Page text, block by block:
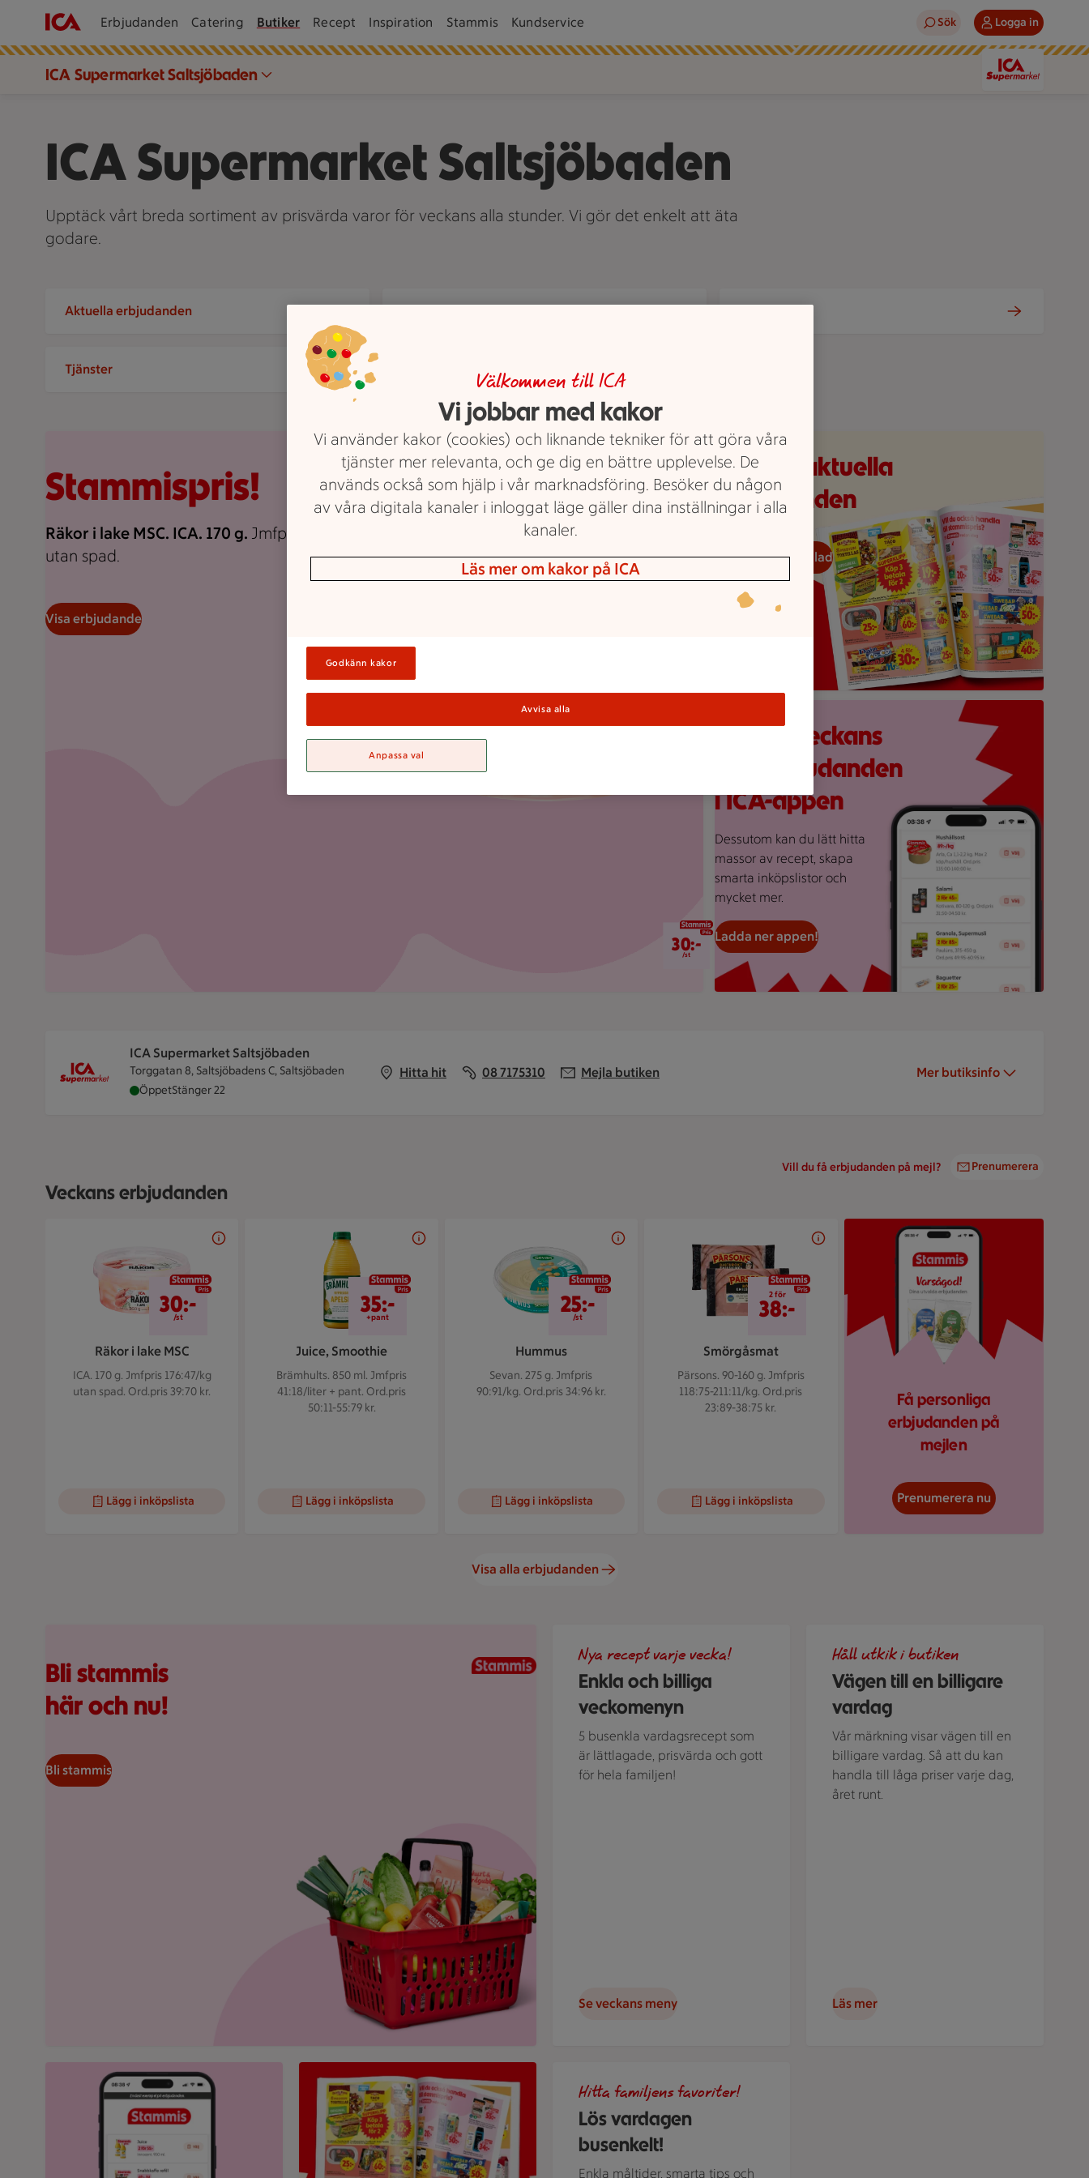
Erbjudanden Catering Butiker Recept Inspiration Stammis Kundservice Sök Logga in
ICA Supermarket Saltsjöbaden
ICA Supermarket Saltsjöbaden
Upptäck vårt breda sortiment av prisvärda varor för veckans alla stunder. Vi gör det enkelt att äta
godare.
Stammispris!
Räkor i lake MSC. ICA. 170 g. Jmfpris 176:47/kg
utan spad.
Visa erbjudande
30 kr/st
30:-
/st
Aktuella erbjudanden
Tjänster
ICA Supermarket Saltsjöbaden
Torggatan 8, Saltsjöbadens C, Saltsjöbaden
ICA Supermarket Saltsjöbaden är öppen nu, stänger klockan 22
ÖppetStänger 22
Hitta hit 08 7175310 Mejla butiken Mer butiksinfo
Veckans reklamblad
Se våra aktuella
erbjudanden
Veckans reklamblad
Röd bakgrund med stor rosa splash, en mobilskärmvy som
Scrolla veckans
alla erbjudanden
i ICA-appen
Dessutom kan du lätt hitta
massor av recept, skapa
smarta inköpslistor och
mycket mer.
Ladda ner appen!
Vill du få erbjudanden på mejl? Prenumerera
Veckans erbjudanden
Bildspel med 5 bilder.
Räkor i lake MSC
ICA. 170 g. Jmfpris 176:47/kg
utan spad. Ord.pris 39:70 kr.
30 kr/st
30:-
/st
Lägg i inköpslista
Juice, Smoothie
Brämhults. 850 ml.Jmfpris
41:18/liter + pant. Ord.pris
50:11-55:79 kr.
35 kr/+pant
35:-
+pant
Lägg i inköpslista
Hummus
Sevan. 275 g.Jmfpris
90:91/kg. Ord.pris 34:96 kr.
25 kr/st
25:-
/st
Lägg i inköpslista
Smörgåsmat
Pärsons. 90-160 g. Jmfpris
118:75-211:11/kg. Ord.pris
23:89-38:75 kr.
2 för 38 kr
2 för
38:-
Lägg i inköpslista
stammis
Få personliga
erbjudanden på
mejlen
Prenumerera nu
Visa alla erbjudanden
Bli stammis
här och nu!
Bli stammis
Enkla och billiga
veckomenyn
Nya recept varje vecka!
5 busenkla vardagsrecept som
är lättlagade, prisvärda och gott
för hela familjen!
Se veckans meny
Vägen till en billigare
vardag
Håll utkik i butiken
Vår märkning visar vägen till en
billigare vardag. Så att du kan
handla till låga priser varje dag,
året runt.
Läs mer
Bild på mobil som visar ICA appen
Lös vardagen
busenkelt!
Hitta familjens favoriter!
Enkla måltider, smarta tips och
Välkommen till ICA
Vi jobbar med kakor
Vi använder kakor (cookies) och liknande tekniker för att göra våra
tjänster mer relevanta, och ge dig en bättre upplevelse. De
används också som hjälp i vår marknadsföring. Besöker du någon
av våra digitala kanaler i inloggat läge gäller dina inställningar i alla
kanaler.
Läs mer om kakor på ICA
Godkänn kakor
Avvisa alla
Anpassa val